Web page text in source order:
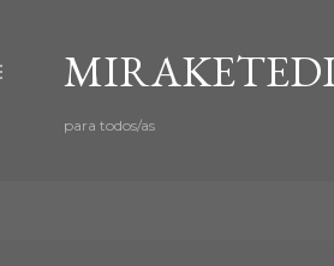
para todos/as